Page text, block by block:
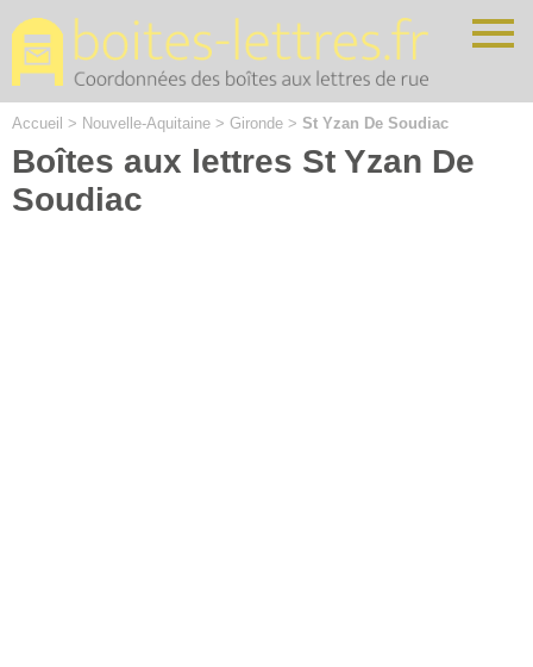
Accueil > Nouvelle-Aquitaine > Gironde > St Yzan De Soudiac
Boîtes aux lettres St Yzan De
Soudiac